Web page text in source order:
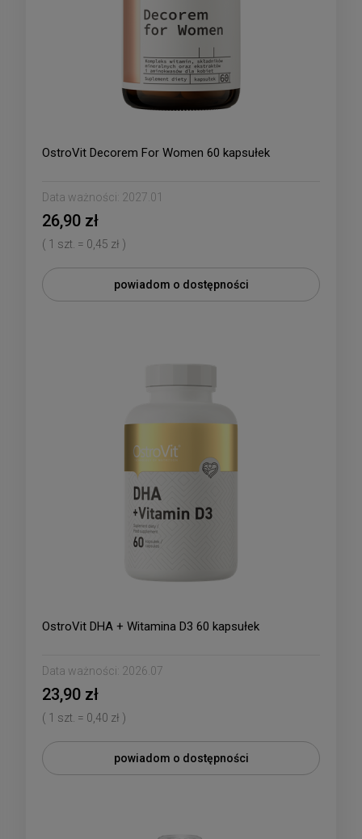
OstroVit Decorem For Women 60 kapsułek
Data ważności: 2027.01
26,90 zł
( 1 szt. = 0,45 zł )
powiadom o dostępności
OstroVit DHA + Witamina D3 60 kapsułek
Data ważności: 2026.07
23,90 zł
( 1 szt. = 0,40 zł )
powiadom o dostępności